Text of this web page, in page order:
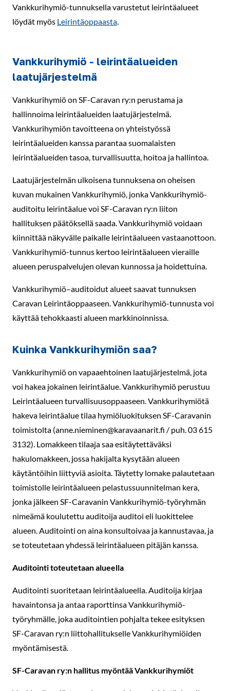
Vankkurihymiö-tunnuksella varustetut leirintäalueet
löydät myös Leirintäoppaasta.
Vankkurihymiö - leirintäalueiden
laatujärjestelmä
Vankkurihymiö on SF-Caravan ry:n perustama ja
hallinnoima leirintäalueiden laatujärjestelmä.
Vankkurihymiön tavoitteena on yhteistyössä
leirintäalueiden kanssa parantaa suomalaisten
leirintäalueiden tasoa, turvallisuutta, hoitoa ja hallintoa.
Laatujärjestelmän ulkoisena tunnuksena on oheisen
kuvan mukainen Vankkurihymiö, jonka Vankkurihymiö-
auditoitu leirintäalue voi SF-Caravan ry:n liiton
hallituksen päätöksellä saada. Vankkurihymiö voidaan
kiinnittää näkyvälle paikalle leirintäalueen vastaanottoon.
Vankkurihymiö-tunnus kertoo leirintäalueen vieraille
alueen peruspalvelujen olevan kunnossa ja hoidettuina.
Vankkurihymiö–auditoidut alueet saavat tunnuksen
Caravan Leirintäoppaaseen. Vankkurihymiö-tunnusta voi
käyttää tehokkaasti alueen markkinoinnissa.
Kuinka Vankkurihymiön saa?
Vankkurihymiö on vapaaehtoinen laatujärjestelmä, jota
voi hakea jokainen leirintäalue. Vankkurihymiö perustuu
Leirintäalueen turvallisuusoppaaseen. Vankkurihymiötä
hakeva leirintäalue tilaa hymiöluokituksen SF-Caravanin
toimistolta (anne.nieminen@karavaanarit.fi / puh. 03 615
3132). Lomakkeen tilaaja saa esitäytettäväksi
hakulomakkeen, jossa hakijalta kysytään alueen
käytäntöihin liittyviä asioita. Täytetty lomake palautetaan
toimistolle leirintäalueen pelastussuunnitelman kera,
jonka jälkeen SF-Caravanin Vankkurihymiö-työryhmän
nimeämä koulutettu auditoija auditoi eli luokittelee
alueen. Auditointi on aina konsultoivaa ja kannustavaa, ja
se toteutetaan yhdessä leirintäalueen pitäjän kanssa.
Auditointi toteutetaan alueella
Auditointi suoritetaan leirintäalueella. Auditoija kirjaa
havaintonsa ja antaa raporttinsa Vankkurihymiö-
työryhmälle, joka auditointien pohjalta tekee esityksen
SF-Caravan ry:n liittohallitukselle Vankkurihymiöiden
myöntämisestä.
SF-Caravan ry:n hallitus myöntää Vankkurihymiöt